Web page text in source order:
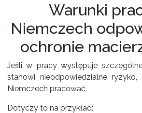
Warunki
Niemczech
ochronie
Jeśli w pracy występuje
stanowi nieodpowiedzialne
Niemczech pracować.
Dotyczy to na przykład: